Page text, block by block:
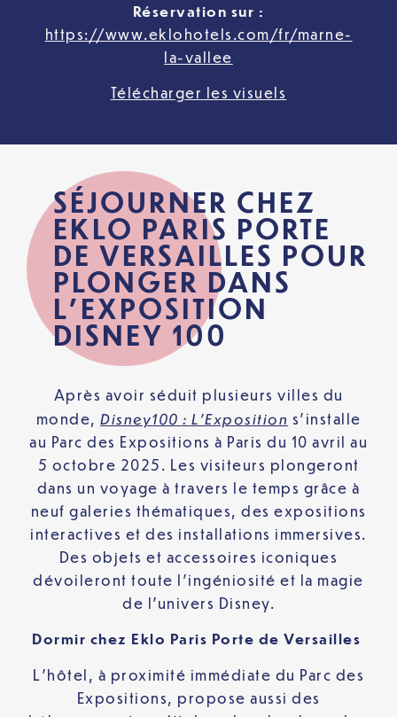
Réservation sur :
https://www.eklohotels.com/fr/marne-
la-vallee
Télécharger les visuels
SÉJOURNER CHEZ
EKLO PARIS PORTE
DE VERSAILLES POUR
PLONGER DANS
L’EXPOSITION
DISNEY 100
Après avoir séduit plusieurs villes du
monde, Disney100 : L’Exposition s’installe
au Parc des Expositions à Paris du 10 avril au
5 octobre 2025. Les visiteurs plongeront
dans un voyage à travers le temps grâce à
neuf galeries thématiques, des expositions
interactives et des installations immersives.
Des objets et accessoires iconiques
dévoileront toute l’ingéniosité et la magie
de l’univers Disney.
Dormir chez Eklo Paris Porte de Versailles
L’hôtel, à proximité immédiate du Parc des
Expositions, propose aussi des